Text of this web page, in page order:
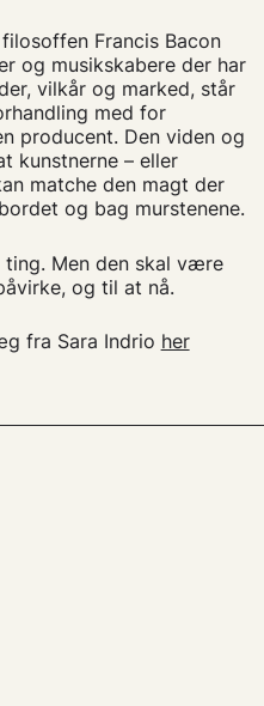
Francis Bacon
og musikskabere der har
vilkår og marked, står
med for
producent. Den viden og
kunstnerne – eller
matche den magt der
og bag murstenene.
Men den skal være
og til at nå.
fra Sara Indrio her